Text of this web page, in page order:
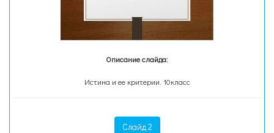
Описание слайда:
Истина и ее критерии. 10класс
Слайд 2